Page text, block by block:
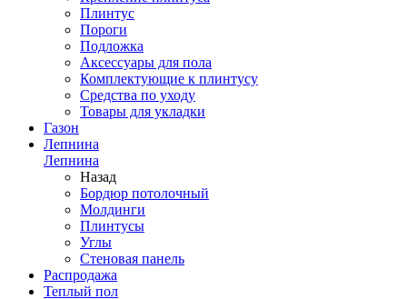
Плинтус
Пороги
Подложка
Аксессуары для пола
Комплектующие к плинтусу
Средства по уходу
Товары для укладки
Газон
Лепнина
Лепнина
Назад
Бордюр потолочный
Молдинги
Плинтусы
Углы
Стеновая панель
Распродажа
Теплый пол